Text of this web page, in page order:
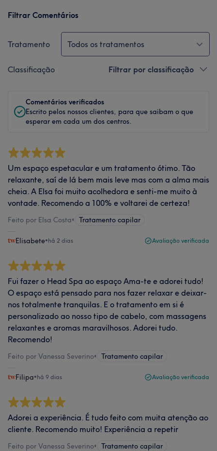
Filtrar Comentários
Tratamento Todos os tratamentos
Classificação Filtrar por classificação
Comentários verificados
Escrito pelos nossos clientes, para que saibam o que
esperar em cada um dos centros.
Um espaço espetacular e um tratamento ótimo. Tão
relaxante, saí de lá bem mais leve mas com a alma mais
cheia. A Elsa foi muito acolhedora e senti-me muito à
vontade. Recomendo a 100% e voltarei de certeza!
Feito por Elsa Costa• Tratamento capilar
Elisabete•há 2 dias Avaliação verificada
Fui fazer o Head Spa ao espaço Ama-te e adorei tudo!
O espaço está pensado para nos fazer relaxar e deixar-
nos totalmente tranquilas. E o tratamento em si é
personalizado ao nosso tipo de cabelo, com massagens
relaxantes e aromas maravilhosos. Adorei tudo.
Recomendo!
Feito por Vanessa Severino• Tratamento capilar
Filipa•há 9 dias Avaliação verificada
Adorei a experiência. É tudo feito com muita atenção ao
cliente. Recomendo muito! Experiência a repetir
Feito por Vanessa Severino• Tratamento capilar